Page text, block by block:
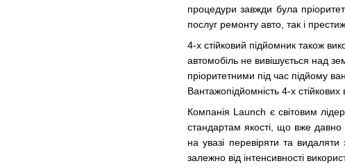
процедури завжди була
послуг ремонту авто, так і
4-х стійковий підйомник також
автомобіль не вивішується над
пріоритетними під час підйому
Вантажопідйомність 4-х
Компанія Launch є світовим
стандартам якості, що вже
на увазі перевіряти та
залежно від інтенсивності